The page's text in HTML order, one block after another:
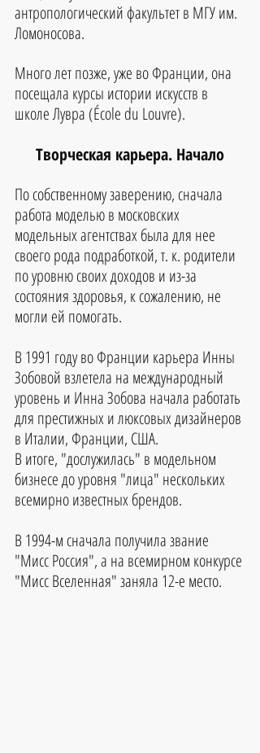
антропологический факультет в МГУ им.
Ломоносова.
Много лет позже, уже во Франции, она
посещала курсы истории искусств в
школе Лувра (École du Louvre).
Творческая карьера. Начало
По собственному заверению, сначала
работа моделью в московских
модельных агентствах была для нее
своего рода подработкой, т. к. родители
по уровню своих доходов и из-за
состояния здоровья, к сожалению, не
могли ей помогать.
В 1991 году во Франции карьера Инны
Зобовой взлетела на международный
уровень и Инна Зобова начала работать
для престижных и люксовых дизайнеров
в Италии, Франции, США.
В итоге, "дослужилась" в модельном
бизнесе до уровня "лица" нескольких
всемирно известных брендов.
В 1994-м сначала получила звание
"Мисс Россия", а на всемирном конкурсе
"Мисс Вселенная" заняла 12-е место.